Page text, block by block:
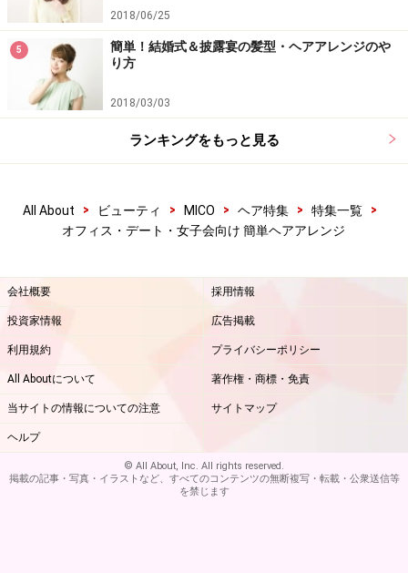
2018/06/25
5
簡単！結婚式＆披露宴の髪型・ヘアアレンジのや
り方
2018/03/03
ランキングをもっと見る
All About > ビューティ > MICO > ヘア特集 > 特集一覧
>
オフィス・デート・女子会向け 簡単ヘアアレンジ
会社概要 採用情報
投資家情報 広告掲載
利用規約 プライバシーポリシー
All Aboutについて 著作権・商標・免責
当サイトの情報についての注意 サイトマップ
ヘルプ
© All About, Inc. All rights reserved.
掲載の記事・写真・イラストなど、すべてのコンテンツの無断複写・転載・公衆送信等
を禁じます